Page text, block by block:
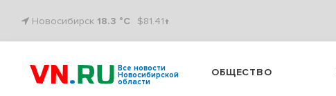
Новосибирск 18.3 °C $81.41↑
Все новости
Новосибирской
области
ОБЩЕСТВО